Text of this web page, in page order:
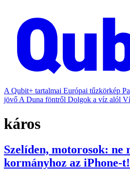
A Qubit+ tartalmai Európai tűzkörkép
jövő A Duna föntről Dolgok a víz alól
káros
Szelíden, motorosok: ne
kormányhoz az iPhone-t!